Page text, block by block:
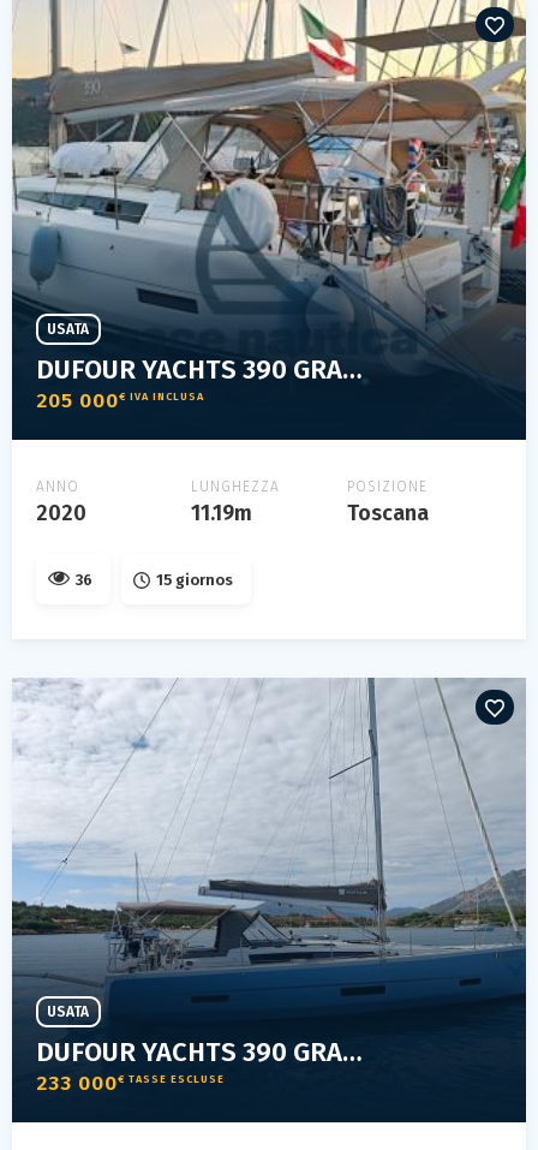
DUFOUR YACHTS 390 GRAND LARGE
205 000€ IVA INCLUSA
USATA
ANNO
2020
LUNGHEZZA
11.19m
POSIZIONE
Toscana
36 15 giornos
DUFOUR YACHTS 390 GRAND LARGE
233 000€ TASSE ESCLUSE
USATA